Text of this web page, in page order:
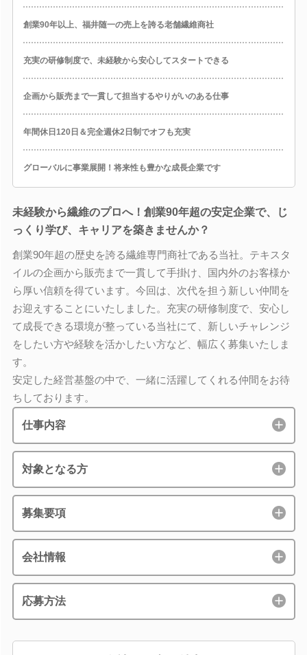
創業90年以上、福井随一の売上を誇る老舗繊維商社
充実の研修制度で、未経験から安心してスタートできる
企画から販売まで一貫して担当するやりがいのある仕事
年間休日120日＆完全週休2日制でオフも充実
グローバルに事業展開！将来性も豊かな成長企業です
未経験から繊維のプロへ！創業90年超の安定企業で、じ
っくり学び、キャリアを築きませんか？
創業90年超の歴史を誇る繊維専門商社である当社。テキスタ
イルの企画から販売まで一貫して手掛け、国内外のお客様か
ら厚い信頼を得ています。今回は、次代を担う新しい仲間を
お迎えすることにいたしました。充実の研修制度で、安心し
て成長できる環境が整っている当社にて、新しいチャレンジ
をしたい方や経験を活かしたい方など、幅広く募集いたしま
す。
安定した経営基盤の中で、一緒に活躍してくれる仲間をお待
ちしております。
仕事内容
対象となる方
募集要項
会社情報
応募方法